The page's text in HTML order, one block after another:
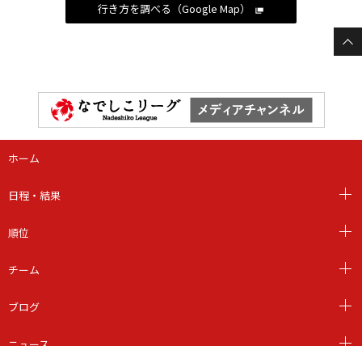
行き方を調べる（Google Map）
ホーム
日程・結果
順位
チーム
ブログ